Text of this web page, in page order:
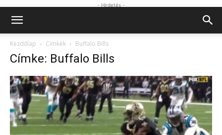
- Hirdetés -
Kezdőlap Címkék Buffalo Bills
Címke: Buffalo Bills